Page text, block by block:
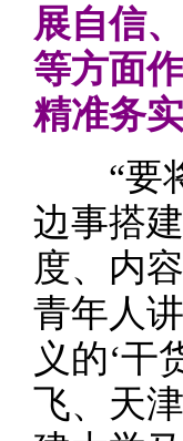
展自信
等方面
精准务
“要将
边事搭
度、内
青年人
义的‘干
飞、天